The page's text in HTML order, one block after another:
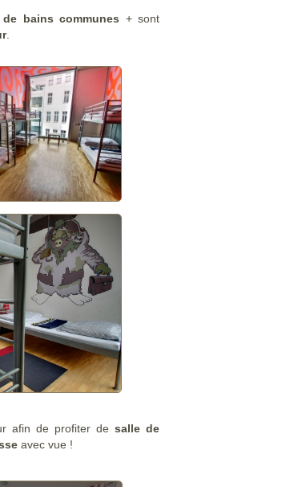
bains communes + sont
.
afin de profiter de salle de
avec vue !